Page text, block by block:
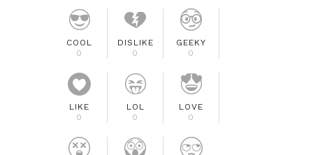
COOL
0
DISLIKE
0
GEEKY
0
LIKE
0
LOL
0
LOVE
0